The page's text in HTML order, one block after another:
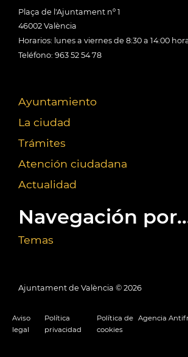
Plaça de l'Ajuntament nº 1
46002 València
Horarios: lunes a viernes de 8:30 a 14:00
Teléfono: 963 52 54 78
Ayuntamiento
La ciudad
Trámites
Atención ciudadana
Actualidad
Navegación
Temas
Ajuntament de València © 2026
Aviso
legal
Política
privacidad
Política de
cookies
Agencia